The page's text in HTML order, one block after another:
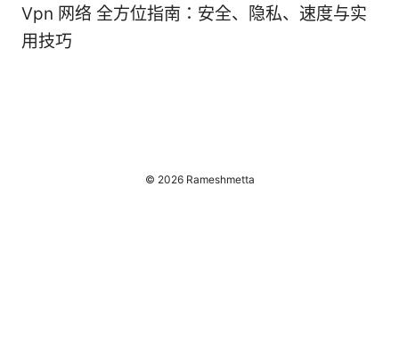
Vpn 网络 全方位指南：安全、隐私、速度与实
用技巧
© 2026 Rameshmetta